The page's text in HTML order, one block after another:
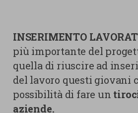
INSERIMENTO
più importante del
quella di riuscire ad
del lavoro questi giovani
possibilità di fare un
aziende.